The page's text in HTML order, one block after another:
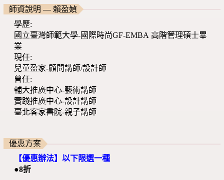
師資說明 — 賴盈媜
學歷:
國立臺灣師範大學-國際時尚GF-EMBA 高階管理碩士畢
業
現任:
兒童盈家-顧問講師/設計師
曾任:
輔大推廣中心-藝術講師
實踐推廣中心-設計講師
臺北客家書院-親子講師
優惠方案
【優惠辦法】以下限選一種
●8折